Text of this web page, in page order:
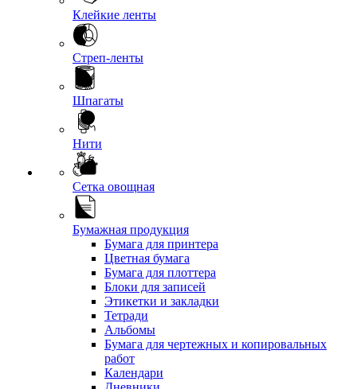
Клейкие ленты
Стреп-ленты
Шпагаты
Нити
Сетка овощная
Бумажная продукция
Бумага для принтера
Цветная бумага
Бумага для плоттера
Блоки для записей
Этикетки и закладки
Тетради
Альбомы
Бумага для чертежных и копировальных
работ
Календари